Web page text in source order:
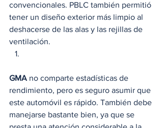
convencionales. PBLC también permitió
tener un diseño exterior más limpio al
deshacerse de las alas y las rejillas de
ventilación.
GMA no comparte estadísticas de
rendimiento, pero es seguro asumir que
este automóvil es rápido. También debe
manejarse bastante bien, ya que se